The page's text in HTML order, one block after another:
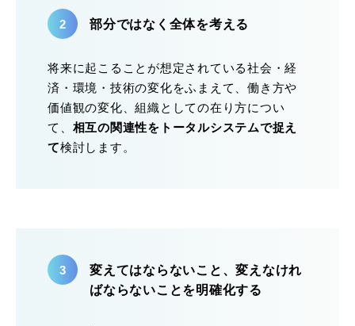
部分ではなく全体を考える
将来に起こることが想定されている社会・経
済・環境・技術の変化をふまえて、働き方や
価値観の変化、組織としての在り方につい
て、 相互の関連性をトータルシステムで捉え
て検討します。
変えてはならないこと、変えなけれ
ばならないことを明確化する